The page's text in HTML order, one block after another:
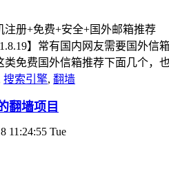
】常有国内网友需要国外
类免费国外信箱推荐下面几个，
搜索引擎, 翻墙
翻墙项目
11:24:55 Tue